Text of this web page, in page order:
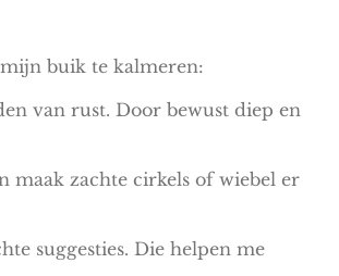
buik te kalmeren:
van rust. Door bewust diep en
maak zachte cirkels of wiebel er
suggesties. Die helpen me